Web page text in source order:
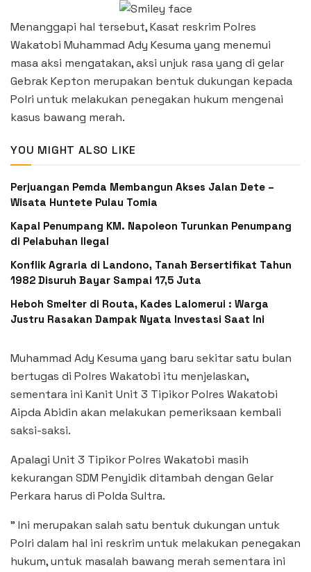
Menanggapi hal tersebut, Kasat reskrim Polres
Wakatobi Muhammad Ady Kesuma yang menemui
masa aksi mengatakan, aksi unjuk rasa yang di gelar
Gebrak Kepton merupakan bentuk dukungan kepada
Polri untuk melakukan penegakan hukum mengenai
kasus bawang merah.
YOU MIGHT ALSO LIKE
Perjuangan Pemda Membangun Akses Jalan Dete –
Wisata Huntete Pulau Tomia
Kapal Penumpang KM. Napoleon Turunkan Penumpang
di Pelabuhan Ilegal
Konflik Agraria di Landono, Tanah Bersertifikat Tahun
1982 Disuruh Bayar Sampai 17,5 Juta
Heboh Smelter di Routa, Kades Lalomerui : Warga
Justru Rasakan Dampak Nyata Investasi Saat Ini
Muhammad Ady Kesuma yang baru sekitar satu bulan
bertugas di Polres Wakatobi itu menjelaskan,
sementara ini Kanit Unit 3 Tipikor Polres Wakatobi
Aipda Abidin akan melakukan pemeriksaan kembali
saksi-saksi.
Apalagi Unit 3 Tipikor Polres Wakatobi masih
kekurangan SDM Penyidik ditambah dengan Gelar
Perkara harus di Polda Sultra.
” Ini merupakan salah satu bentuk dukungan untuk
Polri dalam hal ini reskrim untuk melakukan penegakan
hukum, untuk masalah bawang merah sementara ini